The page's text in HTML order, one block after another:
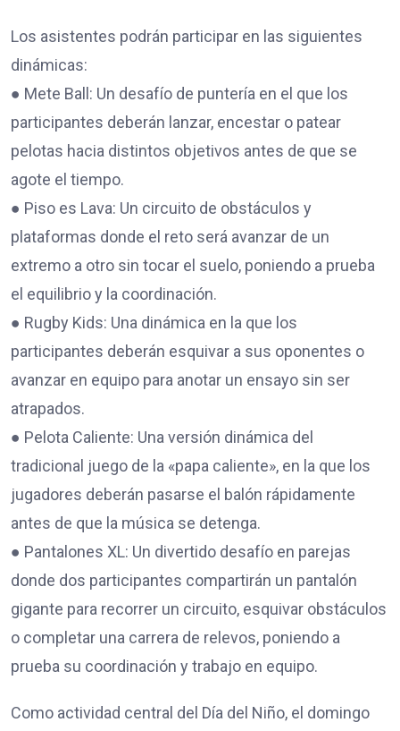
Los asistentes podrán participar en las siguientes
dinámicas:
● Mete Ball: Un desafío de puntería en el que los
participantes deberán lanzar, encestar o patear
pelotas hacia distintos objetivos antes de que se
agote el tiempo.
● Piso es Lava: Un circuito de obstáculos y
plataformas donde el reto será avanzar de un
extremo a otro sin tocar el suelo, poniendo a prueba
el equilibrio y la coordinación.
● Rugby Kids: Una dinámica en la que los
participantes deberán esquivar a sus oponentes o
avanzar en equipo para anotar un ensayo sin ser
atrapados.
● Pelota Caliente: Una versión dinámica del
tradicional juego de la «papa caliente», en la que los
jugadores deberán pasarse el balón rápidamente
antes de que la música se detenga.
● Pantalones XL: Un divertido desafío en parejas
donde dos participantes compartirán un pantalón
gigante para recorrer un circuito, esquivar obstáculos
o completar una carrera de relevos, poniendo a
prueba su coordinación y trabajo en equipo.
Como actividad central del Día del Niño, el domingo